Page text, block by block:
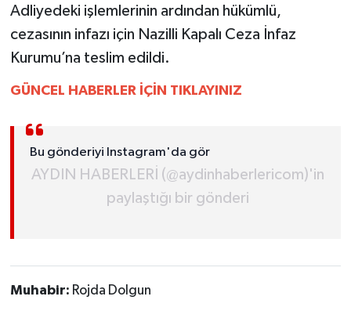
Adliyedeki işlemlerinin ardından hükümlü,
cezasının infazı için Nazilli Kapalı Ceza İnfaz
Kurumu’na teslim edildi.
GÜNCEL HABERLER İÇİN TIKLAYINIZ
Bu gönderiyi Instagram'da gör
AYDIN HABERLERİ (@aydinhaberlericom)'in
paylaştığı bir gönderi
Muhabir: Rojda Dolgun
UŞAK
YURT